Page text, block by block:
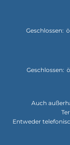
Klicken, um
Geschlossen:
Klicken, um
Geschlossen:
Auch
Entweder